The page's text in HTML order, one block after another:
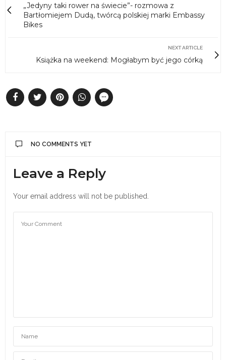
„Jedyny taki rower na świecie”- rozmowa z
Bartłomiejem Dudą, twórcą polskiej marki Embassy
Bikes
NEXT ARTICLE
Książka na weekend: Mogłabym być jego córką
NO COMMENTS YET
Leave a Reply
Your email address will not be published.